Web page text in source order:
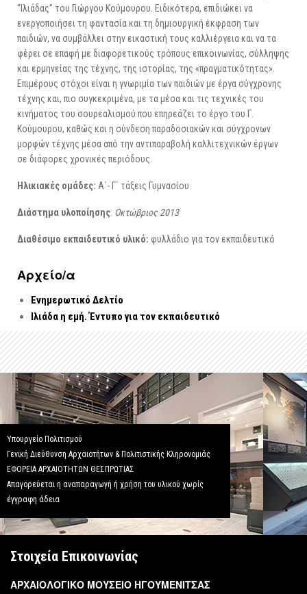
“Ιλιάδας” του Γιώργου Κούμουρου. Ειδικότερα, επιδιώκει να
ενεργοποιήσει τη φαντασία και τη δημιουργική έκφραση των
παιδιών, να συμβάλλει στην εικαστική τους καλλιέργεια και να τα
φέρει σε επαφή με διαφορετικούς τρόπους επικοινωνίας, σύλληψης
και ερμηνείας της τέχνης, της ιστορίας, της «πραγματικότητας».
Επιμέρους στόχοι είναι η γνωριμία των παιδιών με έργα σύγχρονης
τέχνης και, πιο συγκεκριμένα, με τα μέσα και τις τεχνικές του
κινήματος του σουρεαλισμού που επηρεάζει το έργο του Γ.
Κούμουρου, καθώς και η σύνδεση παραδοσιακών και σύγχρονων
μορφών τέχνης μέσα από την αντιπαραβολή καλλιτεχνικών έργων
σε διάφορες χρονικές περιόδους.
Ηλικιακές ομάδες: Α΄- Γ΄ τάξεις Γυμνασίου
Διάστημα υλοποίησης: Οκτώβριος 2013
Διαθέσιμο εκπαιδευτικό υλικό: φυλλάδιο για τον εκπαιδευτικό
Αρχείo/α
Ενημερωτικό Δελτίο
Ιλιάδα η εμή. Έντυπο για τον εκπαιδευτικό
Υπουργείο Πολιτισμού
Γενική Διεύθυνση Αρχαιοτήτων & Πολιτιστικής Κληρονομιάς
ΕΦΟΡΕΙΑ ΑΡΧΑΙΟΤΗΤΩΝ ΘΕΣΠΡΩΤΙΑΣ
Απαγορεύεται η αναπαραγωγή ή χρήση του υλικού χωρίς
έγγραφη άδεια
Στοιχεία Επικοινωνίας
ΑΡΧΑΙΟΛΟΓΙΚΟ ΜΟΥΣΕΙΟ ΗΓΟΥΜΕΝΙΤΣΑΣ